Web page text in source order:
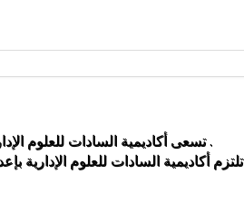
تسعى أكاديمية السادات للعلوم الإدارية أن تكون مركز التعليم والتطوير الإداري الأول في مصر والعالم العربي بحلول 2030 .
تلتزم أكاديمية السادات للعلوم